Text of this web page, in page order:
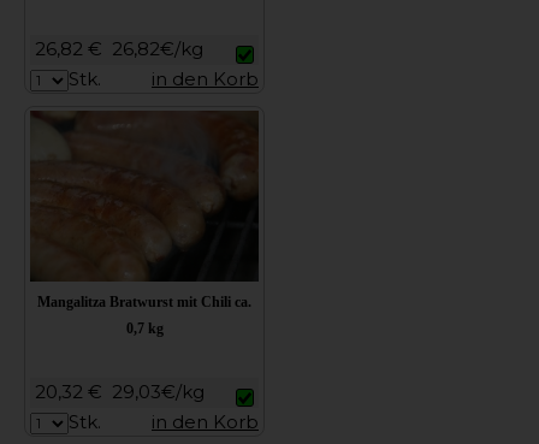
26,82 € 26,82€/kg
Stk.
in den Korb
Mangalitza Bratwurst mit Chili ca.
0,7 kg
20,32 € 29,03€/kg
Stk.
in den Korb